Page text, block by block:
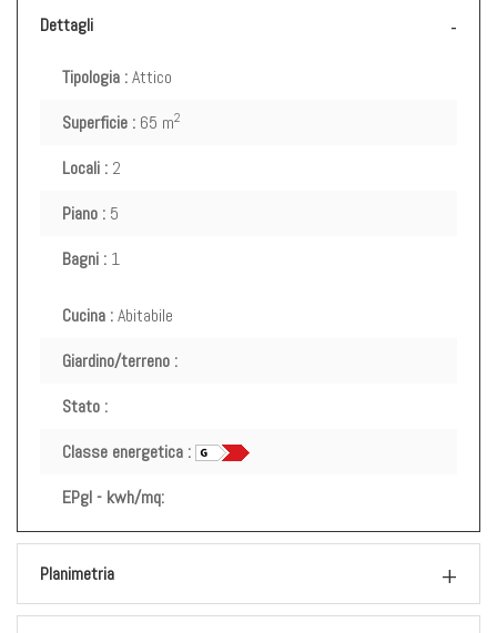
Dettagli
Tipologia :Attico
Superficie : 65 m2
Locali : 2
Piano : 5
Bagni : 1
Cucina :Abitabile
Giardino/terreno :
Stato :
Classe energetica :
EPgl - kwh/mq:
Planimetria